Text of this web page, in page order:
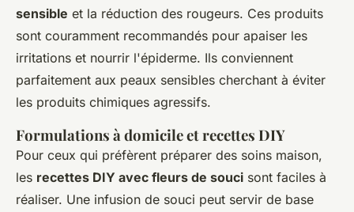
sensible et la réduction des rougeurs. Ces produits
sont couramment recommandés pour apaiser les
irritations et nourrir l'épiderme. Ils conviennent
parfaitement aux peaux sensibles cherchant à éviter
les produits chimiques agressifs.
Formulations à domicile et recettes DIY
Pour ceux qui préfèrent préparer des soins maison,
les recettes DIY avec fleurs de souci sont faciles à
réaliser. Une infusion de souci peut servir de base